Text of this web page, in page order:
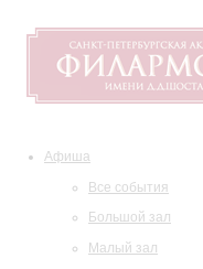
Афиша
Все события
Большой зал
Малый зал